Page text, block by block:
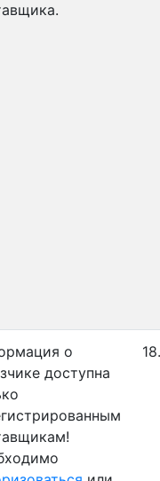
о
доступна